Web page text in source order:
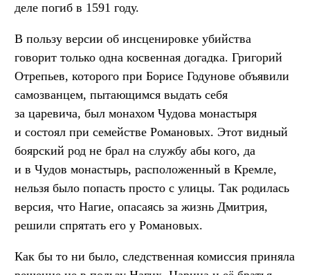
деле погиб в 1591 году.
В пользу версии об инсценировке убийства
говорит только одна косвенная догадка. Григорий
Отрепьев, которого при Борисе Годунове объявили
самозванцем, пытающимся выдать себя
за царевича, был монахом Чудова монастыря
и состоял при семействе Романовых. Этот видный
боярский род не брал на службу абы кого, да
и в Чудов монастырь, расположенный в Кремле,
нельзя было попасть просто с улицы. Так родилась
версия, что Нагие, опасаясь за жизнь Дмитрия,
решили спрятать его у Романовых.
Как бы то ни было, следственная комиссия приняла